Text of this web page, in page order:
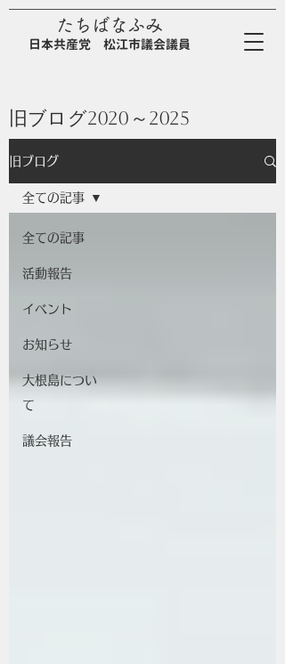
たちばなふみ
日本共産党 松江市議会議員
旧ブログ2020～2025
旧ブログ
全ての記事
活動報告
イベント
お知らせ
大根島につい
て
議会報告
全ての記事